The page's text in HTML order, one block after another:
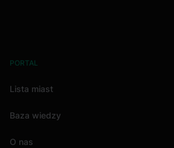
PORTAL
Lista miast
Baza wiedzy
O nas